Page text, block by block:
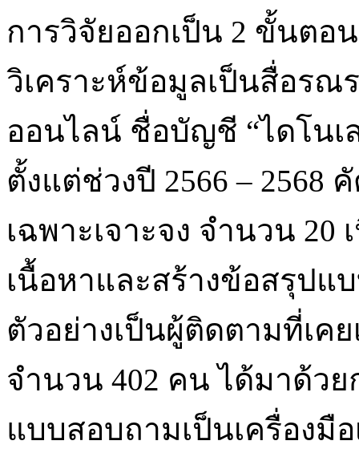
การวิจัยออกเป็น 2 ขั้นต
วิเคราะห์ข้อมูลเป็นสื่อร
ออนไลน์ ชื่อบัญชี “ไดโนเ
ตั้งแต่ช่วงปี 2566 – 2568
เฉพาะเจาะจง จำนวน 20
เนื้อหาและสร้างข้อสรุป
ตัวอย่างเป็นผู้ติดตามที่เค
จำนวน 402 คน ได้มาด้ว
แบบสอบถามเป็นเครื่องมื